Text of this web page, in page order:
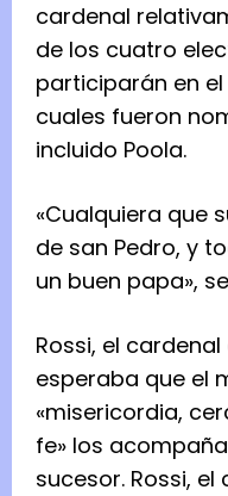
cardenal
de los cuatro
participarán en
cuales fueron
incluido Poola.
«Cualquiera que
de san Pedro, y
un buen papa»,
Rossi, el
esperaba que el
«misericordia,
fe» los
sucesor. Rossi,